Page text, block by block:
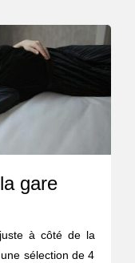
gare
à côté de la
sélection de 4